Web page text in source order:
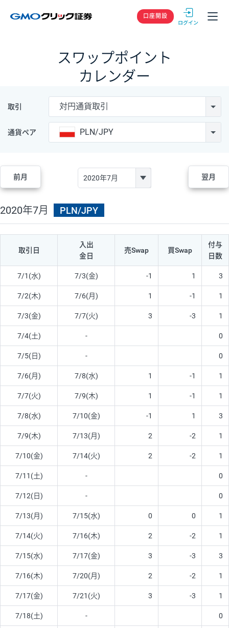
GMOクリック
口座開設
スワップポイント
カレンダー
取引 対円通貨取引
通貨ペア PLN/JPY
前月 翌月
2020年7月 PLN/JPY
取引日
入出
金日
売Swap 買Swap
付与
日数
7/1(水) 7/3(金) -1 1 3
7/2(木) 7/6(月) 1 -1 1
7/3(金) 7/7(火) 3 -3 1
7/4(土) - 0
7/5(日) - 0
7/6(月) 7/8(水) 1 -1 1
7/7(火) 7/9(木) 1 -1 1
7/8(水) 7/10(金) -1 1 3
7/9(木) 7/13(月) 2 -2 1
7/10(金) 7/14(火) 2 -2 1
7/11(土) - 0
7/12(日) - 0
7/13(月) 7/15(水) 0 0 1
7/14(火) 7/16(木) 2 -2 1
7/15(水) 7/17(金) 3 -3 3
7/16(木) 7/20(月) 2 -2 1
7/17(金) 7/21(火) 3 -3 1
7/18(土) - 0